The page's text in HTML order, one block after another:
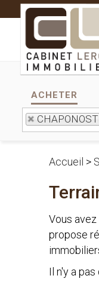
ACHETER
Accueil >
Vous
propose
Il n'y a